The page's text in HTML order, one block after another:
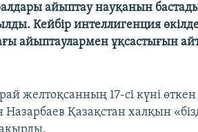
айыптау науқанын
Кейбір интеллигенция
айыптаулармен ұқсастығын
желтоқсанның 17-сі күні өткен
Қазақстан халқын